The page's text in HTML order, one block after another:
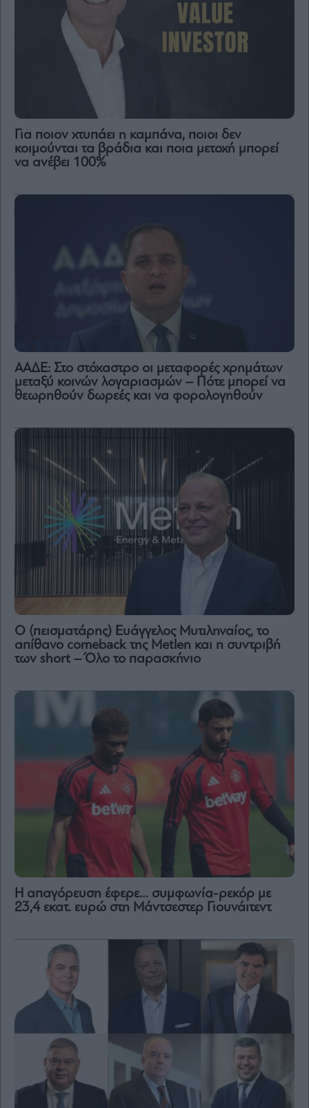
Για ποιον χτυπάει η καμπάνα, ποιοι δεν
κοιμούνται τα βράδια και ποια μετοχή μπορεί
να ανέβει 100%
ΑΑΔΕ: Στο στόχαστρο οι μεταφορές χρημάτων
μεταξύ κοινών λογαριασμών – Πότε μπορεί να
θεωρηθούν δωρεές και να φορολογηθούν
Ο (πεισματάρης) Ευάγγελος Μυτιληναίος, το
απίθανο comeback της Μetlen και η συντριβή
των short – Όλο το παρασκήνιο
Η απαγόρευση έφερε… συμφωνία-ρεκόρ με
23,4 εκατ. ευρώ στη Μάντσεστερ Γιουνάιτεντ